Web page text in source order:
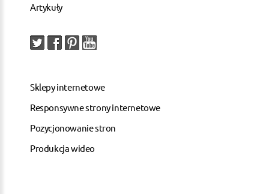
Artykuły
Sklepy internetowe
Responsywne strony internetowe
Pozycjonowanie stron
Produkcja wideo